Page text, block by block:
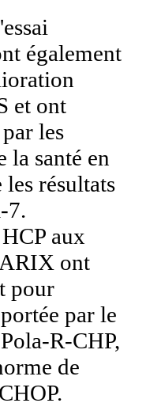
également
et ont
les
la santé en
les résultats
7.
aux
ont
pour
par le
R-CHP,
de